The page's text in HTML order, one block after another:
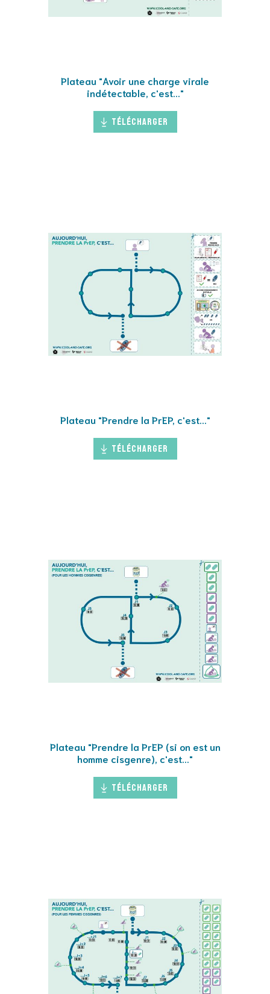
Plateau "Avoir une charge virale
indétectable, c'est..."
Télécharger
Plateau "Prendre la PrEP, c'est..."
Télécharger
Plateau "Prendre la PrEP (si on est un
homme cisgenre), c'est..."
Télécharger